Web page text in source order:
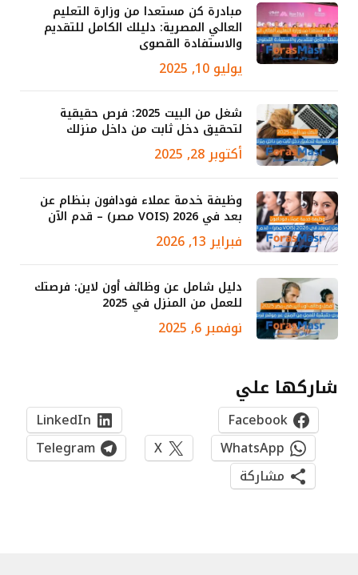
مبادرة كن مستعدا من وزارة التعليم
العالي المصرية: دليلك الكامل للتقديم
والاستفادة القصوى
يوليو 10, 2025
شغل من البيت 2025: فرص حقيقية
لتحقيق دخل ثابت من داخل منزلك
أكتوبر 28, 2025
وظيفة خدمة عملاء فودافون بنظام عن
بعد في 2026 (VOIS مصر) – قدم الآن
فبراير 13, 2026
دليل شامل عن وظائف أون لاين: فرصتك
للعمل من المنزل في 2025
نوفمبر 6, 2025
شاركها علي
Facebook
LinkedIn
WhatsApp
X
Telegram
مشاركة